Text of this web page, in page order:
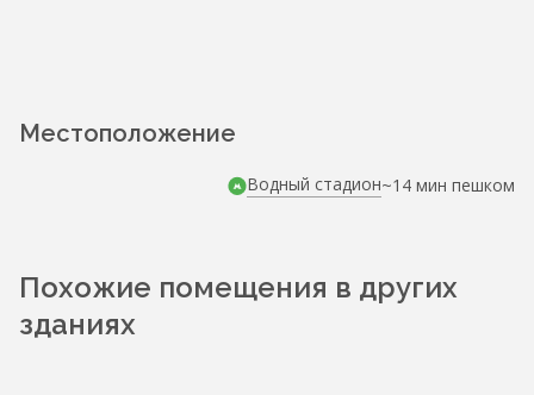
Местоположение
Водный стадион~14 мин пешком
Похожие помещения в других
зданиях